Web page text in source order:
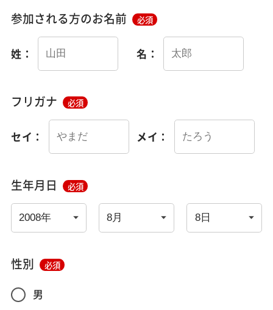
参加される方のお名前 必須
姓： 名：
フリガナ 必須
セイ： メイ：
生年月日 必須
性別 必須
男